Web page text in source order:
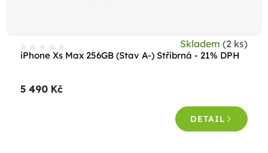
iPhone Xs Max 256GB (Stav A-) Stříbrná - 21% DPH
Skladem (2 ks)
5 490 Kč
DETAIL